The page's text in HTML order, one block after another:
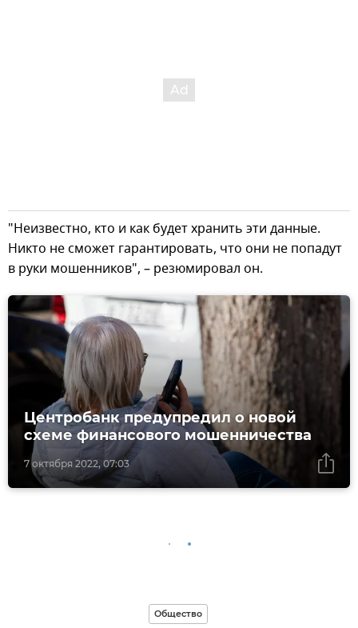
"Неизвестно, кто и как будет хранить эти данные.
Никто не сможет гарантировать, что они не попадут
в руки мошенников", – резюмировал он.
7 октября 2022, 07:03
Центробанк предупредил о новой
схеме финансового мошенничества
Общество